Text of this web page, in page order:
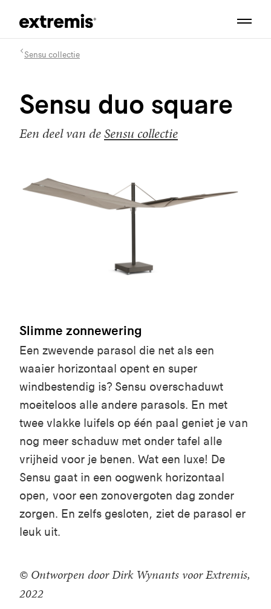
Sensu collectie
Sensu duo square
Een deel van deSensu collectie
Slimme zonnewering
Een zwevende parasol die net als een
waaier horizontaal opent en super
windbestendig is? Sensu overschaduwt
moeiteloos alle andere parasols. En met
twee vlakke luifels op één paal geniet je van
nog meer schaduw met onder tafel alle
vrijheid voor je benen. Wat een luxe! De
Sensu gaat in een oogwenk horizontaal
open, voor een zonovergoten dag zonder
zorgen. En zelfs gesloten, ziet de parasol er
leuk uit.
© Ontworpen door Dirk Wynants voor Extremis,
2022